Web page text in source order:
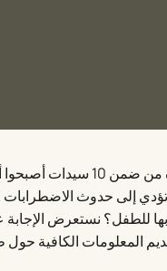
يصيب اكتئاب بعد الولادة
تؤدي إلى حدوث
للطفل؟ نستعرض
المعلومات الكافية